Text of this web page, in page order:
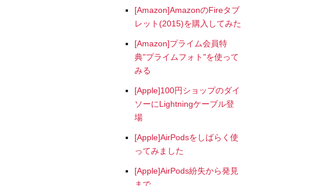
[Amazon]AmazonのFireタブ
レット(2015)を購入してみた
[Amazon]プライム会員特
典"プライムフォト"を使って
みる
[Apple]100円ショップのダイ
ソーにLightningケーブル登
場
[Apple]AirPodsをしばらく使
ってみました
[Apple]AirPods紛失から発見